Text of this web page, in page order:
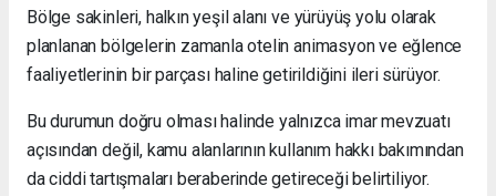
Bölge sakinleri, halkın yeşil alanı ve yürüyüş yolu olarak
planlanan bölgelerin zamanla otelin animasyon ve eğlence
faaliyetlerinin bir parçası haline getirildiğini ileri sürüyor.
Bu durumun doğru olması halinde yalnızca imar mevzuatı
açısından değil, kamu alanlarının kullanım hakkı bakımından
da ciddi tartışmaları beraberinde getireceği belirtiliyor.